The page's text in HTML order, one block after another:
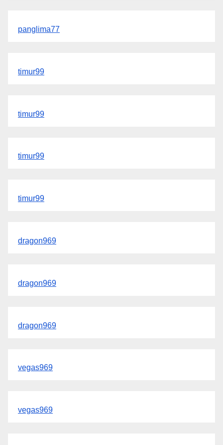
panglima77
timur99
timur99
timur99
timur99
dragon969
dragon969
dragon969
vegas969
vegas969